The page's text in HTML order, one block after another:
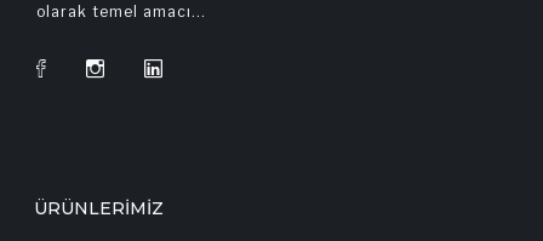
olarak temel amacı...
ÜRÜNLERIMIZ